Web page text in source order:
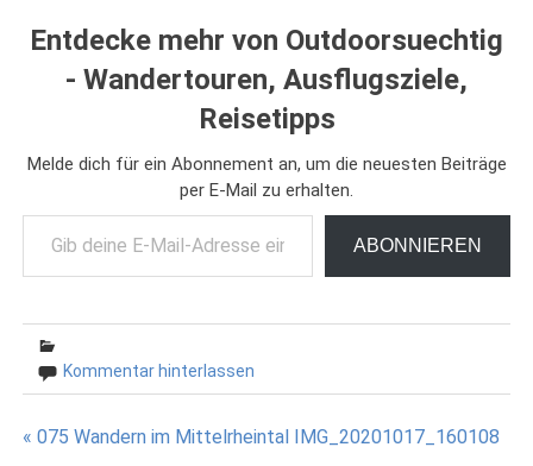
Entdecke mehr von Outdoorsuechtig
- Wandertouren, Ausflugsziele,
Reisetipps
Melde dich für ein Abonnement an, um die neuesten Beiträge
per E-Mail zu erhalten.
Gib deine E-Mail-Adresse ein ...
ABONNIEREN
Kommentar hinterlassen
Beitragsnavigation
« 075 Wandern im Mittelrheintal IMG_20201017_160108